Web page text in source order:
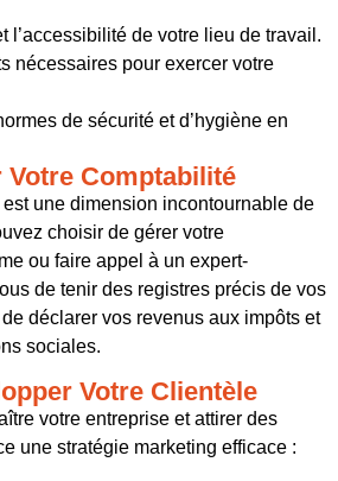
l’accessibilité de votre lieu de travail.
nécessaires pour exercer votre
de sécurité et d’hygiène en
Votre Comptabilité
une dimension incontournable de
choisir de gérer votre
ou faire appel à un expert-
de tenir des registres précis de vos
déclarer vos revenus aux impôts et
sociales.
Votre Clientèle
votre entreprise et attirer des
une stratégie marketing efficace :